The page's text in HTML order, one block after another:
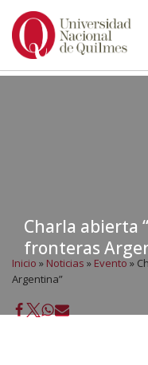
Ir
Charla abierta
fronteras
Inicio » Noticias » Evento»
Argentina”